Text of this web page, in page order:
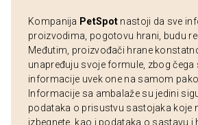
Kompanija PetSpot nastoji da sve
proizvodima, pogotovu hrani, budu
Međutim, proizvođači hrane
unapređuju svoje formule, zbog čega
informacije uvek one na samom
Informacije sa ambalaže su jedini
podataka o prisustvu sastojaka koje
izbegnete, kao i podataka o sastavu i